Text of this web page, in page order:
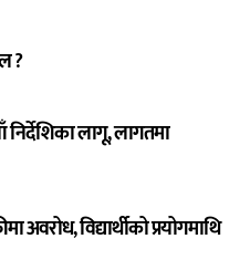
?
निर्देशिका लागू, लागतमा
विद्यार्थीको प्रयोगमाथि